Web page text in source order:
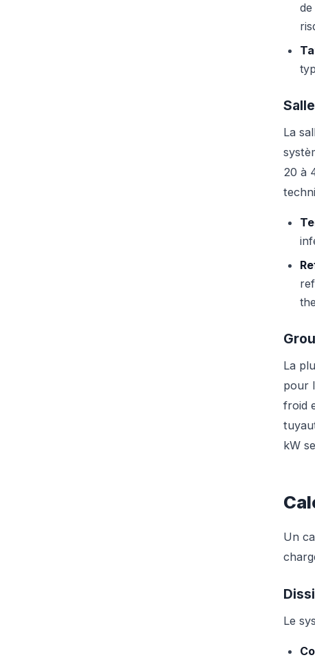
La
20 à
La
pour
froid
kW
Un
Le